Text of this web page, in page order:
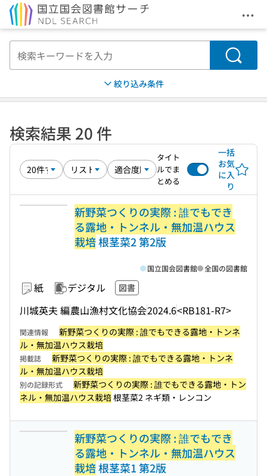
メ
検索
絞り込み条件
検索結果 20 件
タイト
ルでま
とめる
一括
お気
に入
り
新野菜つくりの実際 : 誰でもでき
る露地・トンネル・無加温ハウス
栽培根茎菜2 第2版
紙 デジタル 図書
川城英夫 編農山漁村文化協会2024.6<RB181-R7>
国立国会図書館 全国の図書館
関連情報
新野菜つくりの実際 : 誰でもできる露地・トンネ
ル・無加温ハウス栽培
掲載誌
新野菜つくりの実際 : 誰でもできる露地・トンネ
ル・無加温ハウス栽培
別の記録形式
新野菜つくりの実際 : 誰でもできる露地・トン
ネル・無加温ハウス栽培根茎菜2 ネギ類・レンコン
新野菜つくりの実際 : 誰でもでき
る露地・トンネル・無加温ハウス
栽培根茎菜1 第2版